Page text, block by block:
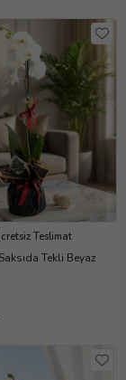
Teslimat
Tekli Beyaz